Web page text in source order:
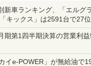
新車ランキング、「エルグ
キックス」は2591台で27
期第1四半期決算の営業利
イe-POWER」が無給油で